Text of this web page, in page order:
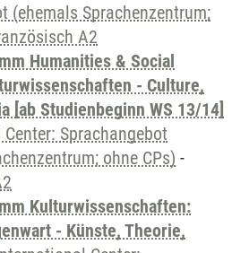
(ehemals Sprachenzentrum;
A2
Humanities & Social
- Culture,
[ab Studienbeginn WS 13/14]
Sprachangebot
ohne CPs) -
Kulturwissenschaften:
- Künste, Theorie,